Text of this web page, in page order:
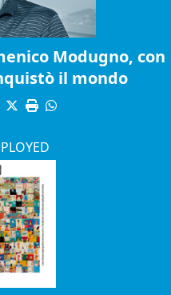
Modugno, con
il mondo